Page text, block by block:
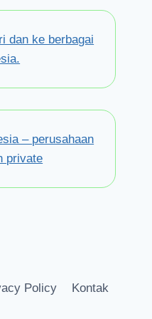
dan ke berbagai
– perusahaan
private
Policy Kontak